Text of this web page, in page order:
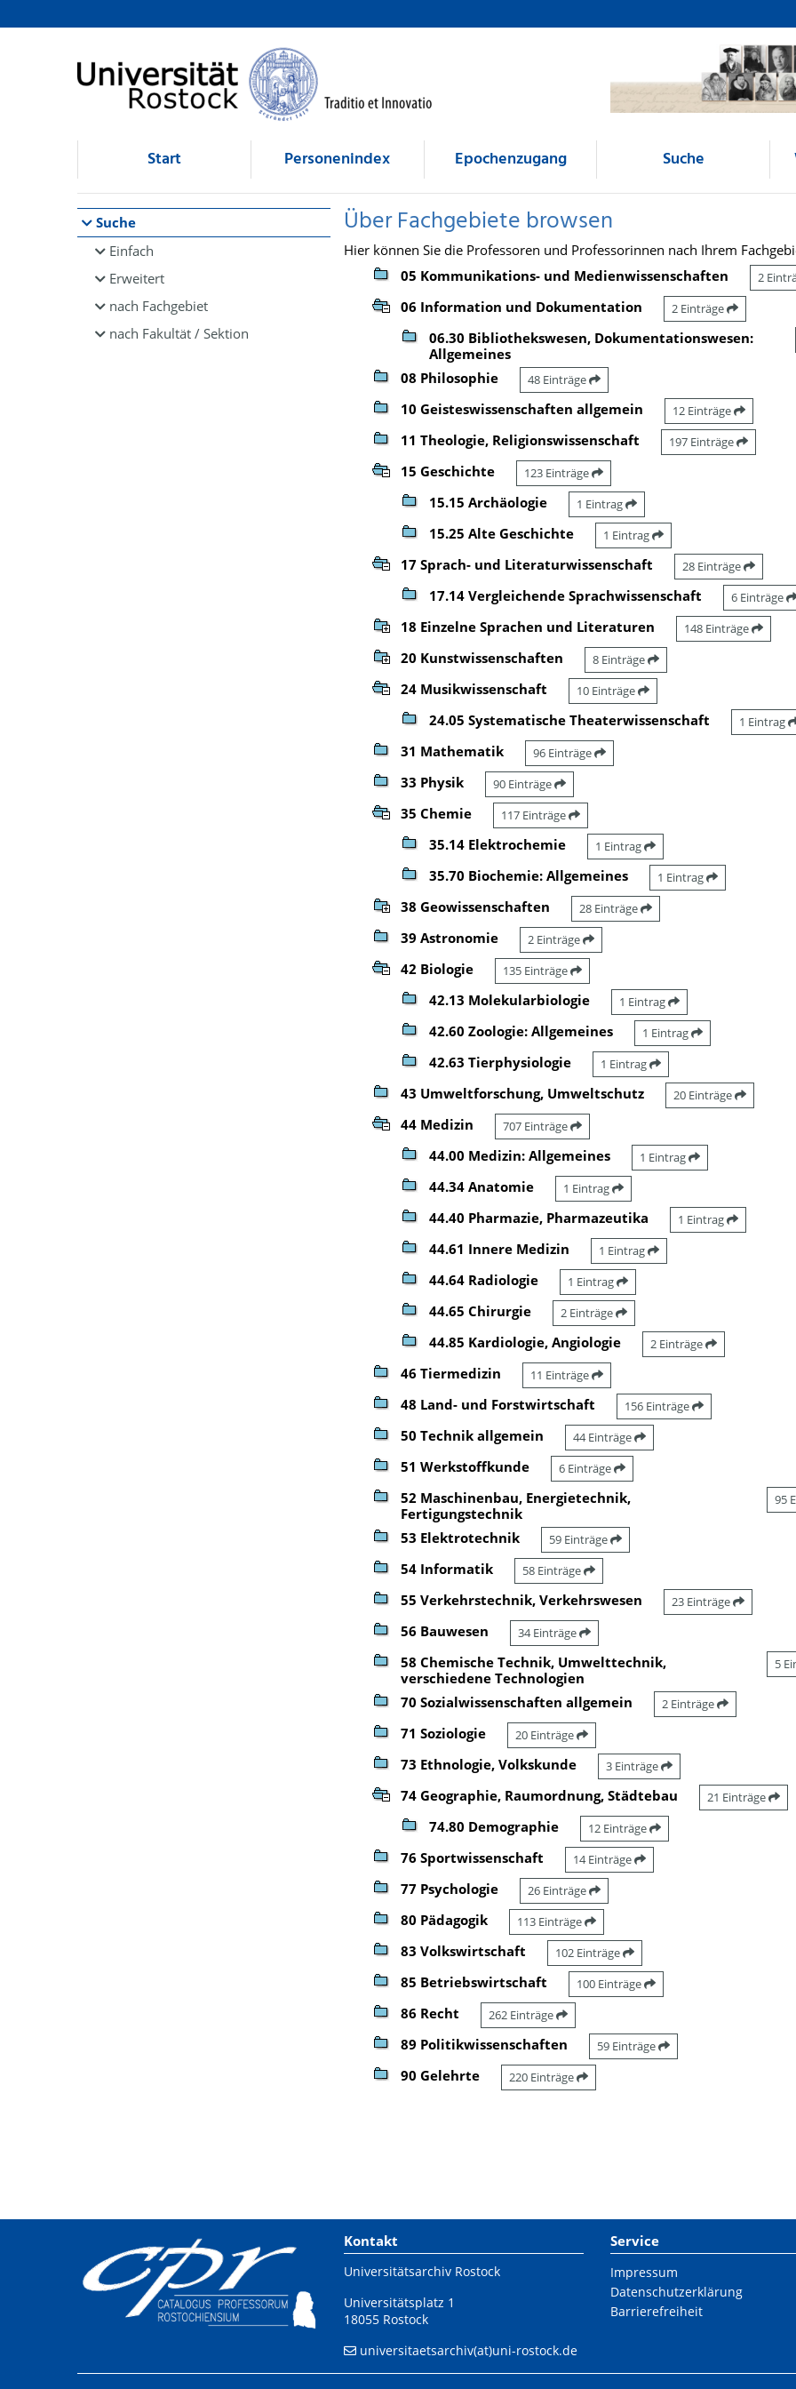
Browsen
direkt zum Inhalt
Start Personenindex Epochenzugang Suche
Suche
Einfach
Erweitert
nach Fachgebiet
nach Fakultät / Sektion
Über Fachgebiete browsen
Hier können Sie die Professoren und Professorinnen nach Ihrem
05 Kommunikations- und Medienwissenschaften
2
06 Information und Dokumentation 2 Einträge
06.30 Bibliothekswesen, Dokumentationswesen:
Allgemeines
08 Philosophie 48 Einträge
10 Geisteswissenschaften allgemein 12 Einträge
11 Theologie, Religionswissenschaft 197 Einträge
15 Geschichte 123 Einträge
15.15 Archäologie 1 Eintrag
15.25 Alte Geschichte 1 Eintrag
17 Sprach- und Literaturwissenschaft 28 Einträge
17.14 Vergleichende Sprachwissenschaft 6 Einträge
18 Einzelne Sprachen und Literaturen 148 Einträge
20 Kunstwissenschaften 8 Einträge
24 Musikwissenschaft 10 Einträge
24.05 Systematische Theaterwissenschaft 1 Eintrag
31 Mathematik 96 Einträge
33 Physik 90 Einträge
35 Chemie 117 Einträge
35.14 Elektrochemie 1 Eintrag
35.70 Biochemie: Allgemeines 1 Eintrag
38 Geowissenschaften 28 Einträge
39 Astronomie 2 Einträge
42 Biologie 135 Einträge
42.13 Molekularbiologie 1 Eintrag
42.60 Zoologie: Allgemeines 1 Eintrag
42.63 Tierphysiologie 1 Eintrag
43 Umweltforschung, Umweltschutz 20 Einträge
44 Medizin 707 Einträge
44.00 Medizin: Allgemeines 1 Eintrag
44.34 Anatomie 1 Eintrag
44.40 Pharmazie, Pharmazeutika 1 Eintrag
44.61 Innere Medizin 1 Eintrag
44.64 Radiologie 1 Eintrag
44.65 Chirurgie 2 Einträge
44.85 Kardiologie, Angiologie 2 Einträge
46 Tiermedizin 11 Einträge
48 Land- und Forstwirtschaft 156 Einträge
50 Technik allgemein 44 Einträge
51 Werkstoffkunde 6 Einträge
52 Maschinenbau, Energietechnik,
Fertigungstechnik
95
53 Elektrotechnik 59 Einträge
54 Informatik 58 Einträge
55 Verkehrstechnik, Verkehrswesen 23 Einträge
56 Bauwesen 34 Einträge
58 Chemische Technik, Umwelttechnik,
verschiedene Technologien
5
70 Sozialwissenschaften allgemein 2 Einträge
71 Soziologie 20 Einträge
73 Ethnologie, Volkskunde 3 Einträge
74 Geographie, Raumordnung, Städtebau 21 Einträge
74.80 Demographie 12 Einträge
76 Sportwissenschaft 14 Einträge
77 Psychologie 26 Einträge
80 Pädagogik 113 Einträge
83 Volkswirtschaft 102 Einträge
85 Betriebswirtschaft 100 Einträge
86 Recht 262 Einträge
89 Politikwissenschaften 59 Einträge
90 Gelehrte 220 Einträge
Kontakt
Universitätsarchiv Rostock
Universitätsplatz 1
18055 Rostock
universitaetsarchiv(at)uni-rostock.de
Service
Impressum
Datenschutzerklärung
Barrierefreiheit